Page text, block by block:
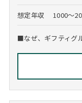
想定年収 1000～
■なぜ、ギフティグ